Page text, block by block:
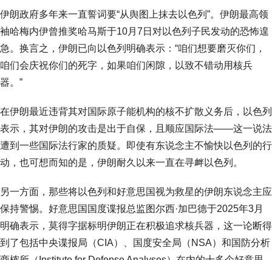
伊朗政府多年来一直誓词要“从舆图上抹去以色列”。伊朗最高领
袖哈梅内伊曾推奖哈马斯于10月7日对以色列子民发动的恐怖遑
急。换言之，伊朗已向以色列明确表示：“咱们想要磨灭你们，
咱们会庆祝你们的死字，如果咱们闲隙，以致不错动用核兵
器。”
在伊朗最近违背其对国际原子能机构的核不扩散义务后，以色列
表示，其对伊朗的攻击是出于自保，且顺应国际法——这一说法
遭到一些国际法行家的质疑。即使有东说念主不愉快以色列的行
动，也可想而知的是，伊朗耐久以来一直在寻衅以色列。
另一方面，那些将以色列和好意思国视为救星的伊朗东说念主应
保持警惕。好意思国国度谍报总监图尔西·加巴德于2025年3月
明确表示，莫得字据标明伊朗正在积极追求核兵器，这一论断得
到了包括中央谍报局（CIA）、国度安全局（NSA）和国防分析